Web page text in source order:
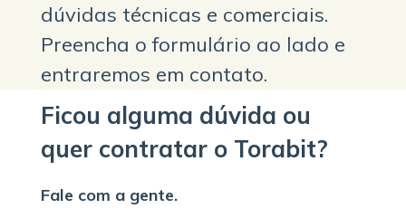
dúvidas técnicas e comerciais.
Preencha o formulário ao lado e
entraremos em contato.
Ficou alguma dúvida ou
quer contratar o Torabit?
Fale com a gente.